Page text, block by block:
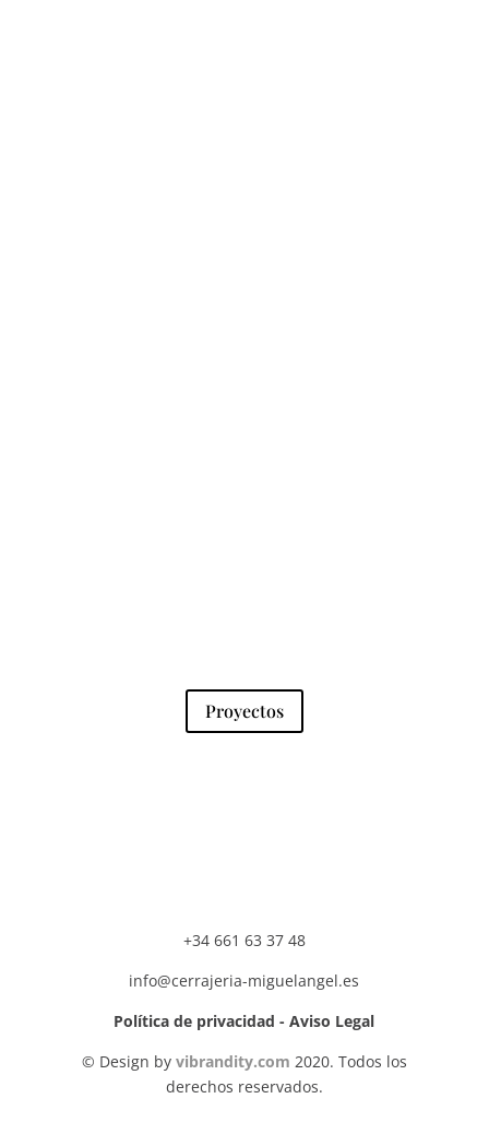
Proyectos
+34 661 63 37 48
info@cerrajeria-miguelangel.es
Política de privacidad - Aviso Legal
© Design by vibrandity.com 2020. Todos los
derechos reservados.